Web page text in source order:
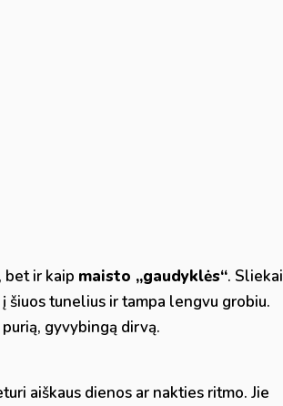
bet ir kaip maisto „gaudyklės“. Sliekai
šiuos tunelius ir tampa lengvu grobiu.
gyvybingą dirvą.
aiškaus dienos ar nakties ritmo. Jie